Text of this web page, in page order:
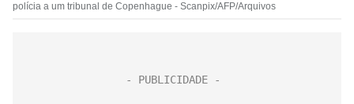
polícia a um tribunal de Copenhague - Scanpix/AFP/Arquivos